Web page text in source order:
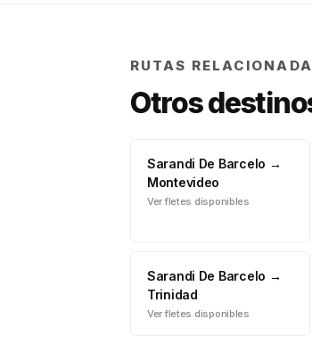
RUTAS
Otros
Sarandi De Barcelo →
Montevideo
Ver fletes disponibles
Sarandi De Barcelo →
Trinidad
Ver fletes disponibles